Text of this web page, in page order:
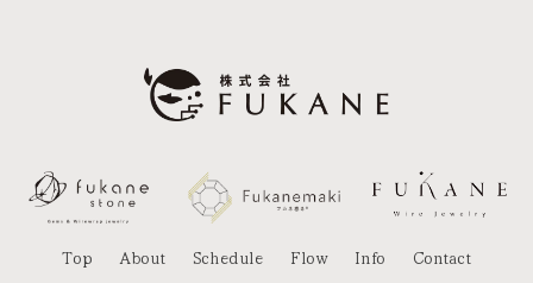
Top About Schedule Flow Info Contact